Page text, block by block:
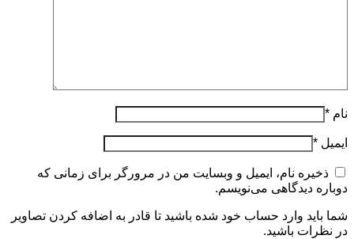
نام *
ایمیل *
ذخیره نام، ایمیل و وبسایت من در مرورگر برای زمانی که
دوباره دیدگاهی می‌نویسم.
شما باید وارد حساب خود شده باشید تا قادر به اضافه کردن تصاویر
در نظرات باشید.